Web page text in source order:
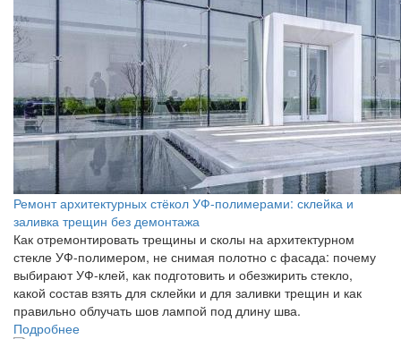
Ремонт архитектурных стёкол УФ-полимерами: склейка и
заливка трещин без демонтажа
Как отремонтировать трещины и сколы на архитектурном
стекле УФ-полимером, не снимая полотно с фасада: почему
выбирают УФ-клей, как подготовить и обезжирить стекло,
какой состав взять для склейки и для заливки трещин и как
правильно облучать шов лампой под длину шва.
Подробнее